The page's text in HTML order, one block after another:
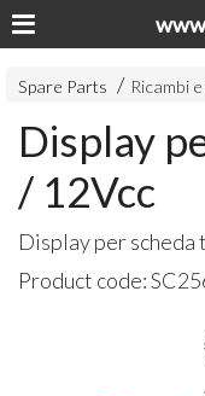
Spare Parts Ricambi
Display
/ 12Vcc
Display per scheda
Product code: